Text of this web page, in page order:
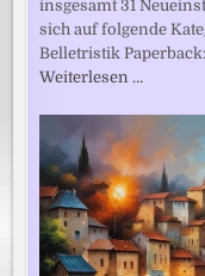
insgesamt 31
sich auf folgende
Belletristik
Weiterlesen …